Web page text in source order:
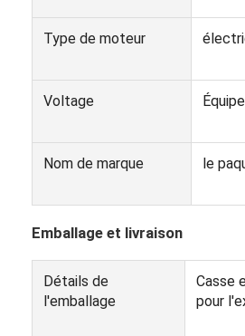
Machine à conserver de la pâte
Type de moteur
Voltage
Nom de marque le
Emballage et livraison
Détails de
l'emballage
Casse
pour